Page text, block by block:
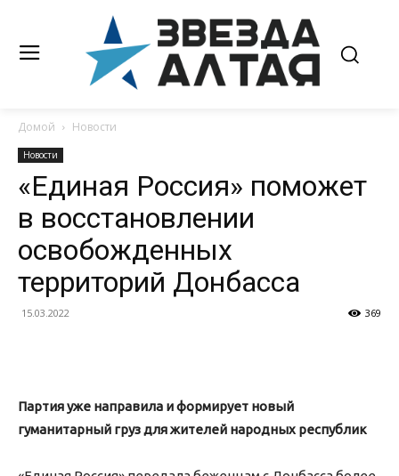
Домой Новости
Новости
«Единая Россия» поможет
в восстановлении
освобожденных
территорий Донбасса
15.03.2022 369
Партия уже направила и формирует новый
гуманитарный груз для жителей народных республик